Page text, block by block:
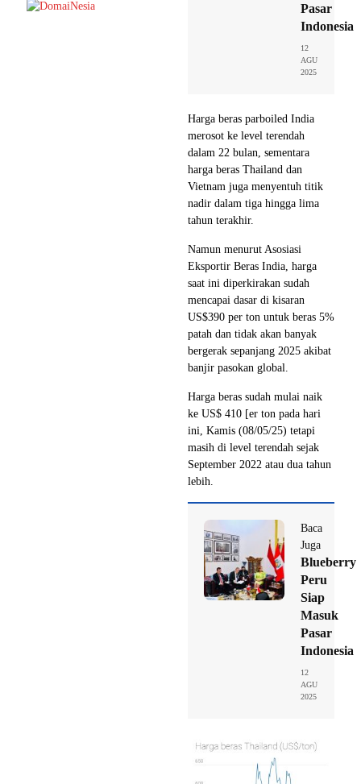
Pasar
Indonesia
12
AGU
2025
Harga beras parboiled India
merosot ke level terendah
dalam 22 bulan, sementara
harga beras Thailand dan
Vietnam juga menyentuh titik
nadir dalam tiga hingga lima
tahun terakhir.
Namun menurut Asosiasi
Eksportir Beras India, harga
saat ini diperkirakan sudah
mencapai dasar di kisaran
US$390 per ton untuk beras 5%
patah dan tidak akan banyak
bergerak sepanjang 2025 akibat
banjir pasokan global.
Harga beras sudah mulai naik
ke US$ 410 [er ton pada hari
ini, Kamis (08/05/25) tetapi
masih di level terendah sejak
September 2022 atau dua tahun
lebih.
Baca
Juga
Blueberry
Peru
Siap
Masuk
Pasar
Indonesia
12
AGU
2025